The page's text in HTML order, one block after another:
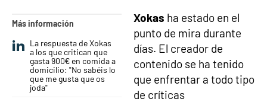
Más información
La respuesta de Xokas
a los que critican que
gasta 900€ en comida a
domicilio: "No sabéis lo
que me gusta que os
joda"
Xokas ha estado en el
punto de mira durante
días. El creador de
contenido se ha tenido
que enfrentar a todo tipo
de críticas